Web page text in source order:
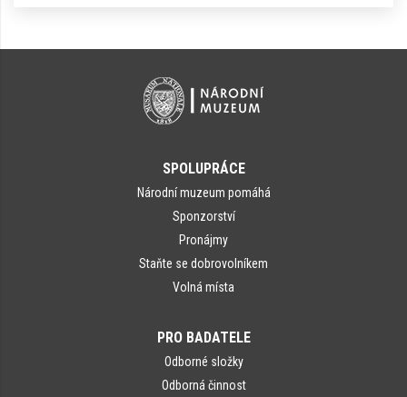
SPOLUPRÁCE
Národní muzeum pomáhá
Sponzorství
Pronájmy
Staňte se dobrovolníkem
Volná místa
PRO BADATELE
Odborné složky
Odborná činnost